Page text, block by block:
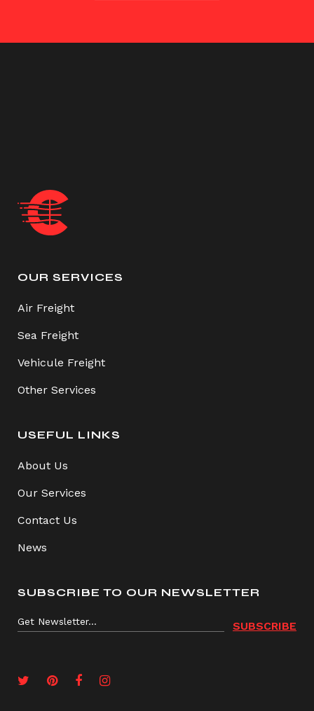
OUR SERVICES
Air Freight
Sea Freight
Vehicule Freight
Other Services
USEFUL LINKS
About Us
Our Services
Contact Us
News
SUBSCRIBE TO OUR NEWSLETTER